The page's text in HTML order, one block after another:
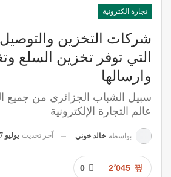
تجارة الكترونية
شركات التخزين والتوصيل
التي توفر تخزين السلع
وارسالها
سبيل الشباب الجزائري من جميع
عالم التجارة الإلكترونية
بواسطة خالد خوني آخر تحديث يوليو 17, 2023
0 2٬045